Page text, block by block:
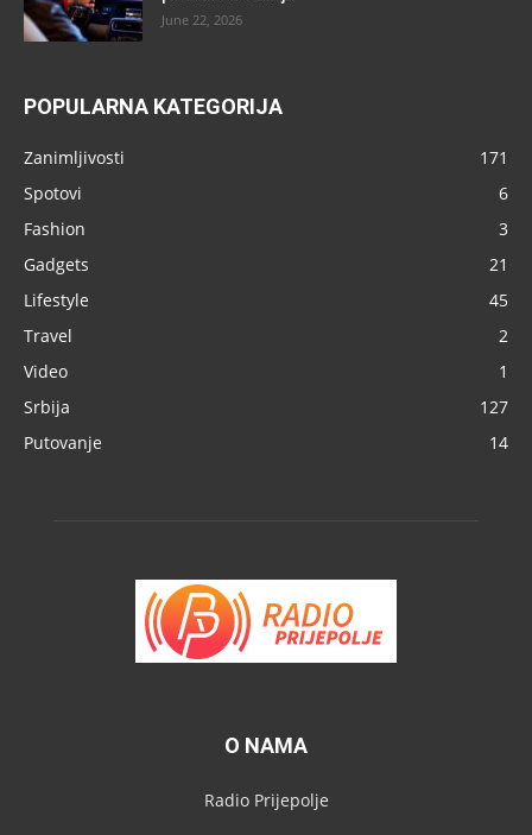
June 22, 2026
POPULARNA KATEGORIJA
Zanimljivosti
171
Spotovi
6
Fashion
3
Gadgets
21
Lifestyle
45
Travel
2
Video
1
Srbija
127
Putovanje
14
O NAMA
Radio Prijepolje